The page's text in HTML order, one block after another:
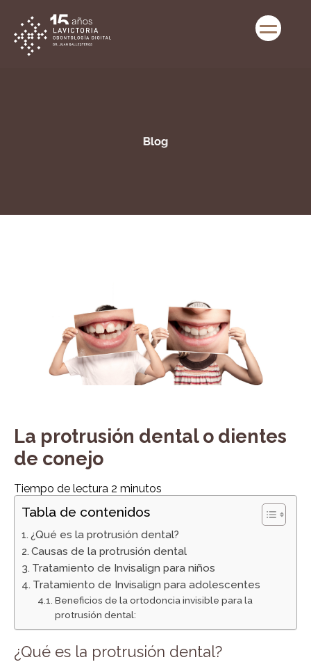
La protrusión dental o dientes
de conejo
Tiempo de lectura 2 minutos
Tabla de contenidos
¿Qué es la protrusión dental?
Causas de la protrusión dental
Tratamiento de Invisalign para niños
Tratamiento de Invisalign para adolescentes
Beneficios de la ortodoncia invisible para la
protrusión dental:
¿Qué es la protrusión dental?